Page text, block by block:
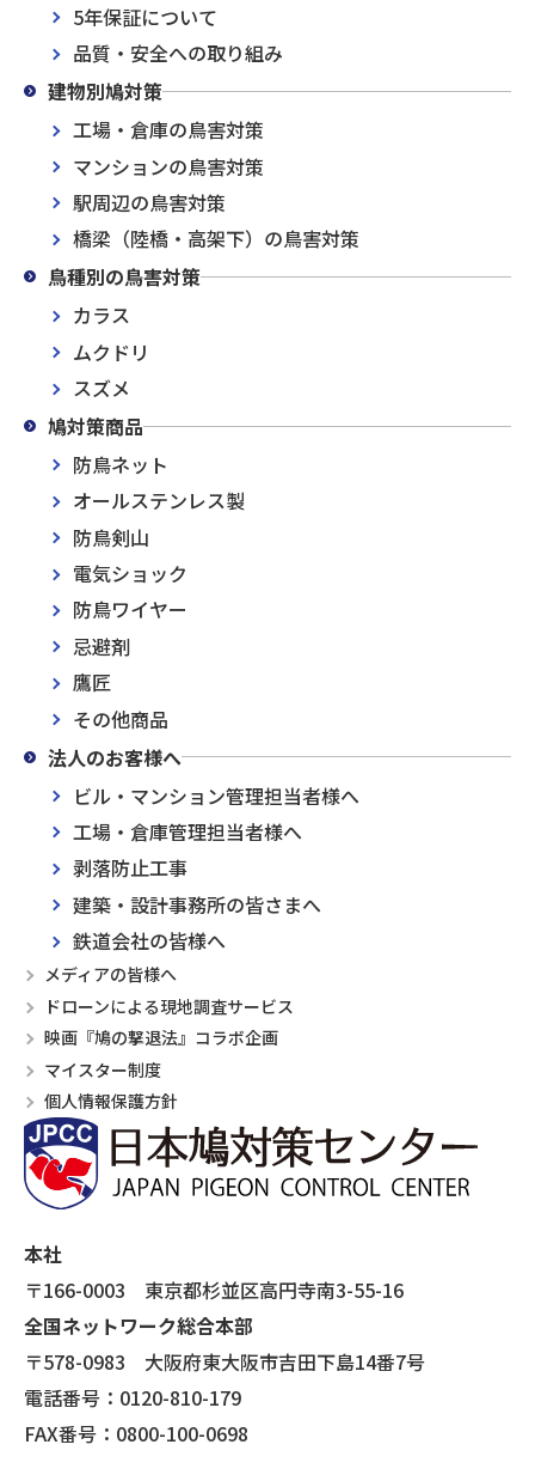
本社
〒166-0003 東京都杉並区高円寺南3-55-16
全国ネットワーク総合本部
〒578-0983 大阪府東大阪市吉田下島14番7号
電話番号：0120-810-179
FAX番号：0800-100-0698
5年保証について
品質・安全への取り組み
建物別鳩対策
工場・倉庫の鳥害対策
マンションの鳥害対策
駅周辺の鳥害対策
橋梁（陸橋・高架下）の鳥害対策
鳥種別の鳥害対策
カラス
ムクドリ
スズメ
鳩対策商品
防鳥ネット
オールステンレス製
防鳥剣山
電気ショック
防鳥ワイヤー
忌避剤
鷹匠
その他商品
法人のお客様へ
ビル・マンション管理担当者様へ
工場・倉庫管理担当者様へ
剥落防止工事
建築・設計事務所の皆さまへ
鉄道会社の皆様へ
メディアの皆様へ
ドローンによる現地調査サービス
映画『鳩の撃退法』コラボ企画
マイスター制度
個人情報保護方針